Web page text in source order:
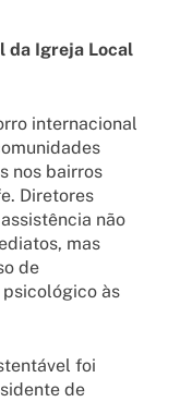
da Igreja Local
internacional
nos bairros
Diretores
não
mas
de
às
foi
de